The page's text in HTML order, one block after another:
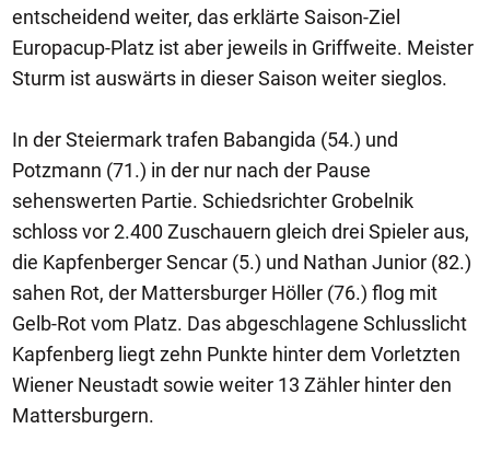
entscheidend weiter, das erklärte Saison-Ziel
Europacup-Platz ist aber jeweils in Griffweite. Meister
Sturm ist auswärts in dieser Saison weiter sieglos.
In der Steiermark trafen Babangida (54.) und
Potzmann (71.) in der nur nach der Pause
sehenswerten Partie. Schiedsrichter Grobelnik
schloss vor 2.400 Zuschauern gleich drei Spieler aus,
die Kapfenberger Sencar (5.) und Nathan Junior (82.)
sahen Rot, der Mattersburger Höller (76.) flog mit
Gelb-Rot vom Platz. Das abgeschlagene Schlusslicht
Kapfenberg liegt zehn Punkte hinter dem Vorletzten
Wiener Neustadt sowie weiter 13 Zähler hinter den
Mattersburgern.